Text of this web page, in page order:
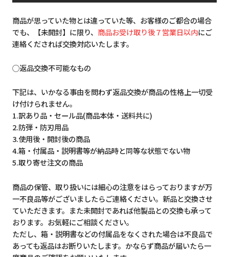
商品が思っていた物とは違っていた等、お客様のご都合の場合
でも、【未開封】に限り、 商品お受け取り後７営業日以内にご
連絡くだされば交換対応いたします。
◯返品交換不可能なもの
下記は、いかなる事由を問わず返品交換が商品の性格上一切受
け付けられません。
1.訳あり品・セール品(商品本体・送料共に)
2.防弾・防刃用品
3.使用後・開封後の商品
4.箱・付属品・説明書等が納品時と同等な状態でない物
5.取り寄せ注文の商品
商品の保管、取り扱いには細心の注意をはらっておりますが万
一不良品等がございましたらご連絡ください。新品と交換させ
ていただきます。また未開封であれば他製品との交換も承って
おります。お気軽にご相談ください。
ただし、箱・説明書などの付属品をなくされた場合は不良品で
あっても返品はお断りいたします。かならず商品が届いたら一